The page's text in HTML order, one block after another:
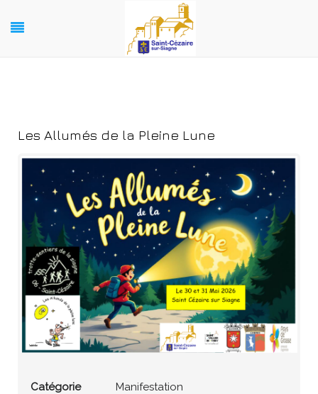
Les Allumés de la Pleine Lune
Catégorie
Manifestation